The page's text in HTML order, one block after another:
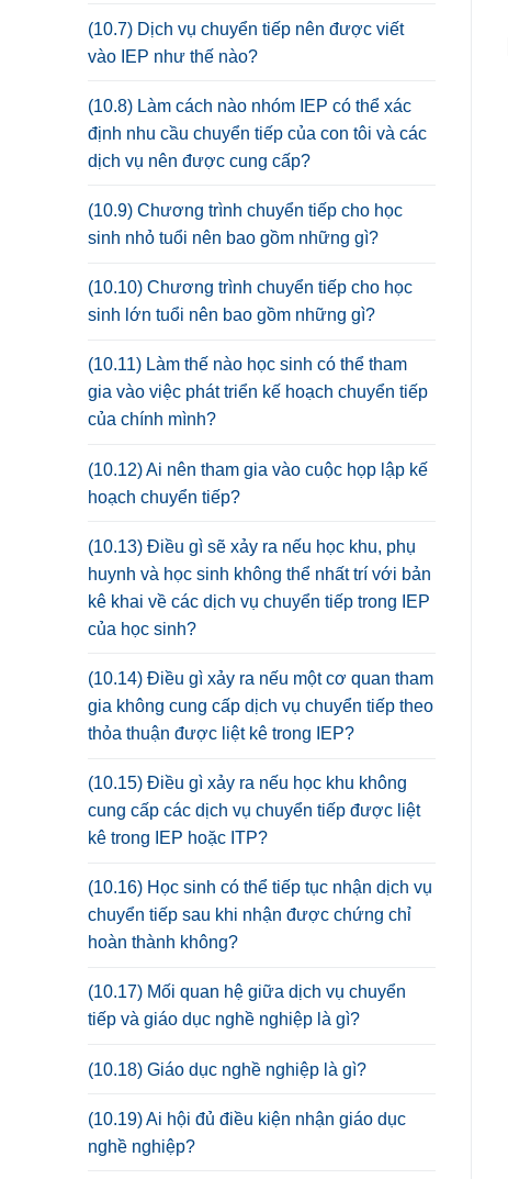
(10.7) Dịch vụ chuyển tiếp nên được viết
vào IEP như thế nào?
(10.8) Làm cách nào nhóm IEP có thể xác
định nhu cầu chuyển tiếp của con tôi và các
dịch vụ nên được cung cấp?
(10.9) Chương trình chuyển tiếp cho học
sinh nhỏ tuổi nên bao gồm những gì?
(10.10) Chương trình chuyển tiếp cho học
sinh lớn tuổi nên bao gồm những gì?
(10.11) Làm thế nào học sinh có thể tham
gia vào việc phát triển kế hoạch chuyển tiếp
của chính mình?
(10.12) Ai nên tham gia vào cuộc họp lập kế
hoạch chuyển tiếp?
(10.13) Điều gì sẽ xảy ra nếu học khu, phụ
huynh và học sinh không thể nhất trí với bản
kê khai về các dịch vụ chuyển tiếp trong IEP
của học sinh?
(10.14) Điều gì xảy ra nếu một cơ quan tham
gia không cung cấp dịch vụ chuyển tiếp theo
thỏa thuận được liệt kê trong IEP?
(10.15) Điều gì xảy ra nếu học khu không
cung cấp các dịch vụ chuyển tiếp được liệt
kê trong IEP hoặc ITP?
(10.16) Học sinh có thể tiếp tục nhận dịch vụ
chuyển tiếp sau khi nhận được chứng chỉ
hoàn thành không?
(10.17) Mối quan hệ giữa dịch vụ chuyển
tiếp và giáo dục nghề nghiệp là gì?
(10.18) Giáo dục nghề nghiệp là gì?
(10.19) Ai hội đủ điều kiện nhận giáo dục
nghề nghiệp?